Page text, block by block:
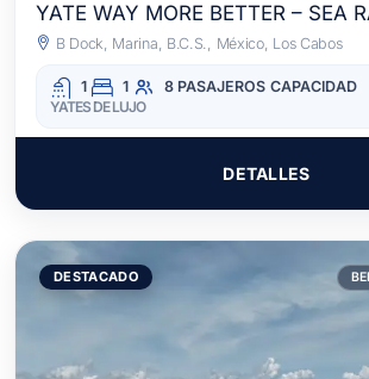
YATE WAY MORE BETTER – SEA
B Dock, Marina, B.C.S., México, Los Cabos
1 1 8 PASAJEROS CAPACIDAD
YATES DE LUJO
DETALLES
DESTACADO